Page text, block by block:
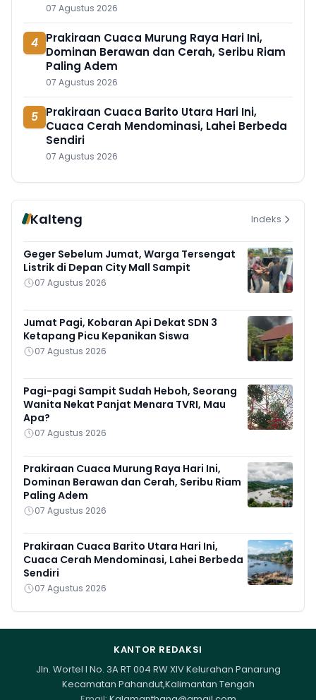
07 Agustus 2026
4 Prakiraan Cuaca Murung Raya Hari Ini,
Dominan Berawan dan Cerah, Seribu Riam
Paling Adem
07 Agustus 2026
5 Prakiraan Cuaca Barito Utara Hari Ini,
Cuaca Cerah Mendominasi, Lahei Berbeda
Sendiri
07 Agustus 2026
Kalteng Indeks
Geger Sebelum Jumat, Warga Tersengat
Listrik di Depan City Mall Sampit
07 Agustus 2026
Jumat Pagi, Kobaran Api Dekat SDN 3
Ketapang Picu Kepanikan Siswa
07 Agustus 2026
Pagi-pagi Sampit Sudah Heboh, Seorang
Wanita Nekat Panjat Menara TVRI, Mau
Apa?
07 Agustus 2026
Prakiraan Cuaca Murung Raya Hari Ini,
Dominan Berawan dan Cerah, Seribu Riam
Paling Adem
07 Agustus 2026
Prakiraan Cuaca Barito Utara Hari Ini,
Cuaca Cerah Mendominasi, Lahei Berbeda
Sendiri
07 Agustus 2026
KANTOR REDAKSI
Jln. Wortel I No. 3A RT 004 RW XIV Kelurahan Panarung
Kecamatan Pahandut,Kalimantan Tengah